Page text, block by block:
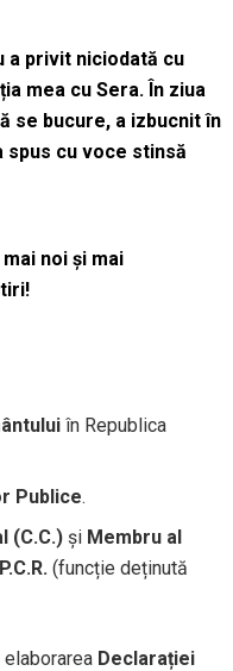
a privit niciodată cu
mea cu Sera. În ziua
se bucure, a izbucnit în
spus cu voce stinsă
noi și mai
în Republica
Publice.
(C.C.) și Membru al
(funcție deținută
Declarației